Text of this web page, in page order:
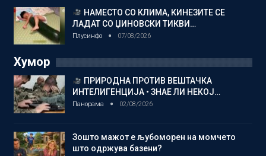
НАМЕСТО СО КЛИМА, КИНЕЗИТЕ СЕ
ЛАДАТ СО ЏИНОВСКИ ТИКВИ…
Плусинфо 07/08/2026
Хумор
ПРИРОДНА ПРОТИВ ВЕШТАЧКА
ИНТЕЛИГЕНЦИЈА • ЗНАЕ ЛИ НЕКОЈ…
Панорама 02/08/2026
Зошто мажот е љубоморен на момчето
што одржува базени?